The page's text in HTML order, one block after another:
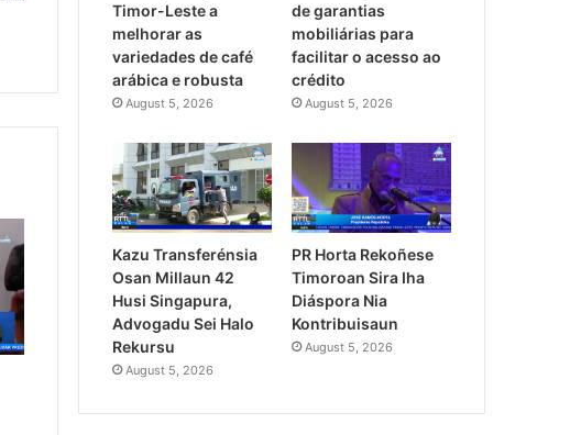
Timor-Leste a
melhorar as
variedades de café
arábica e robusta
August 5, 2026
de garantias
mobiliárias para
facilitar o acesso ao
crédito
August 5, 2026
Kazu Transferénsia
Osan Millaun 42
Husi Singapura,
Advogadu Sei Halo
Rekursu
August 5, 2026
PR Horta Rekoñese
Timoroan Sira Iha
Diáspora Nia
Kontribuisaun
August 5, 2026